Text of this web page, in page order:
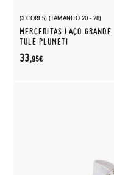
(3 CORES) (TAMANHO 20 - 28)
MERCEDITAS LAÇO GRANDE
TULE PLUMETI
33,95€